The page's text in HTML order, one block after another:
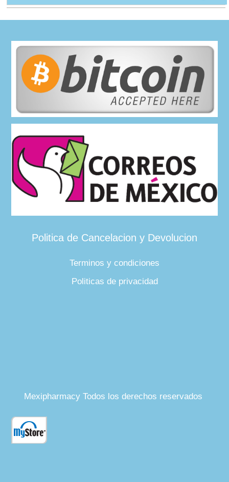
Politica de Cancelacion y Devolucion
Terminos y condiciones
Politicas de privacidad
Mexipharmacy Todos los derechos reservados